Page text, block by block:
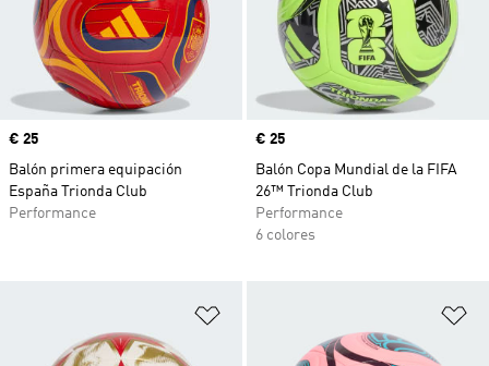
Precio
€ 25
Balón primera equipación
España Trionda Club
Performance
Precio
€ 25
Balón Copa Mundial de la FIFA
26™ Trionda Club
Performance
6 colores